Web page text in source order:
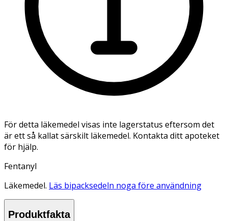
För detta läkemedel visas inte lagerstatus eftersom det
är ett så kallat särskilt läkemedel. Kontakta ditt apoteket
för hjälp.
Fentanyl
Läkemedel. Läs bipacksedeln noga före användning
Produktfakta